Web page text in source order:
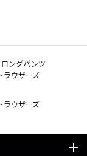
ロングパンツ
ラウザーズ
ラウザーズ